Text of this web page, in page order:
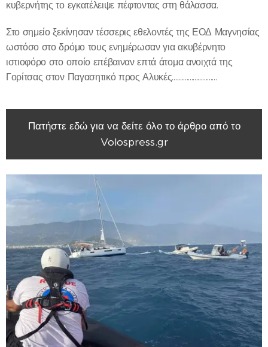
κυβερνήτης το εγκατέλειψε πέφτοντας στη θάλασσα.
Στο σημείο ξεκίνησαν τέσσερις εθελοντές της ΕΟΔ Μαγνησίας
ωστόσο στο δρόμο τους ενημέρωσαν για ακυβέρνητο
ιστιοφόρο στο οποίο επέβαιναν επτά άτομα ανοιχτά της
Γορίτσας στον Παγασητικό προς Αλυκές............................
Πατήστε εδώ για να δείτε όλο το άρθρο από το
Volospress.gr